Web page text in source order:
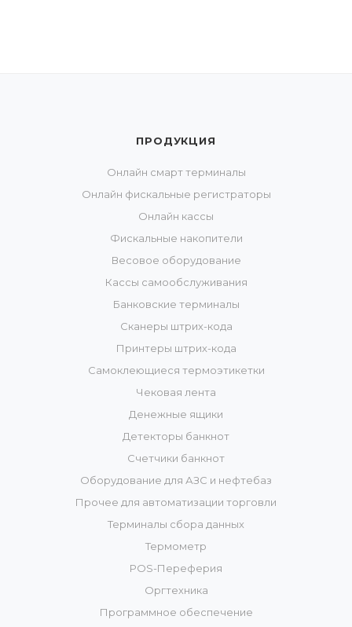
ПРОДУКЦИЯ
Онлайн смарт терминалы
Онлайн фискальные регистраторы
Онлайн кассы
Фискальные накопители
Весовое оборудование
Кассы самообслуживания
Банковские терминалы
Сканеры штрих-кода
Принтеры штрих-кода
Самоклеющиеся термоэтикетки
Чековая лента
Денежные ящики
Детекторы банкнот
Счетчики банкнот
Оборудование для АЗС и нефтебаз
Прочее для автоматизации торговли
Терминалы сбора данных
Термометр
POS-Переферия
Оргтехника
Программное обеспечение